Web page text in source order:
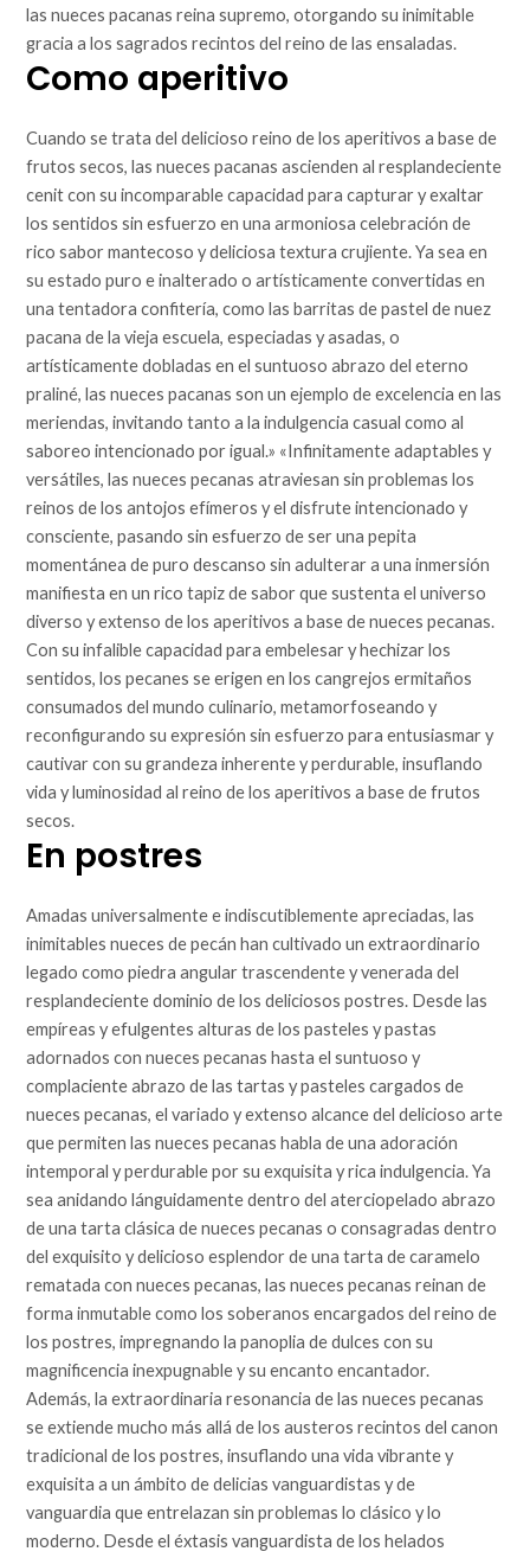
las nueces pacanas reina supremo, otorgando su inimitable
gracia a los sagrados recintos del reino de las ensaladas.
Como aperitivo
Cuando se trata del delicioso reino de los aperitivos a base de
frutos secos, las nueces pacanas ascienden al resplandeciente
cenit con su incomparable capacidad para capturar y exaltar
los sentidos sin esfuerzo en una armoniosa celebración de
rico sabor mantecoso y deliciosa textura crujiente. Ya sea en
su estado puro e inalterado o artísticamente convertidas en
una tentadora confitería, como las barritas de pastel de nuez
pacana de la vieja escuela, especiadas y asadas, o
artísticamente dobladas en el suntuoso abrazo del eterno
praliné, las nueces pacanas son un ejemplo de excelencia en las
meriendas, invitando tanto a la indulgencia casual como al
saboreo intencionado por igual.» «Infinitamente adaptables y
versátiles, las nueces pecanas atraviesan sin problemas los
reinos de los antojos efímeros y el disfrute intencionado y
consciente, pasando sin esfuerzo de ser una pepita
momentánea de puro descanso sin adulterar a una inmersión
manifiesta en un rico tapiz de sabor que sustenta el universo
diverso y extenso de los aperitivos a base de nueces pecanas.
Con su infalible capacidad para embelesar y hechizar los
sentidos, los pecanes se erigen en los cangrejos ermitaños
consumados del mundo culinario, metamorfoseando y
reconfigurando su expresión sin esfuerzo para entusiasmar y
cautivar con su grandeza inherente y perdurable, insuflando
vida y luminosidad al reino de los aperitivos a base de frutos
secos.
En postres
Amadas universalmente e indiscutiblemente apreciadas, las
inimitables nueces de pecán han cultivado un extraordinario
legado como piedra angular trascendente y venerada del
resplandeciente dominio de los deliciosos postres. Desde las
empíreas y efulgentes alturas de los pasteles y pastas
adornados con nueces pecanas hasta el suntuoso y
complaciente abrazo de las tartas y pasteles cargados de
nueces pecanas, el variado y extenso alcance del delicioso arte
que permiten las nueces pecanas habla de una adoración
intemporal y perdurable por su exquisita y rica indulgencia. Ya
sea anidando lánguidamente dentro del aterciopelado abrazo
de una tarta clásica de nueces pecanas o consagradas dentro
del exquisito y delicioso esplendor de una tarta de caramelo
rematada con nueces pecanas, las nueces pecanas reinan de
forma inmutable como los soberanos encargados del reino de
los postres, impregnando la panoplia de dulces con su
magnificencia inexpugnable y su encanto encantador.
Además, la extraordinaria resonancia de las nueces pecanas
se extiende mucho más allá de los austeros recintos del canon
tradicional de los postres, insuflando una vida vibrante y
exquisita a un ámbito de delicias vanguardistas y de
vanguardia que entrelazan sin problemas lo clásico y lo
moderno. Desde el éxtasis vanguardista de los helados